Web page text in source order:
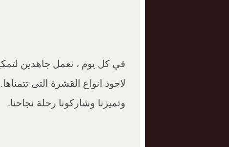
في كل يوم ، نعمل جاهدين
لاجود انواع القشرة التى
وتميزنا وشاركونا رحلة نجاحنا.